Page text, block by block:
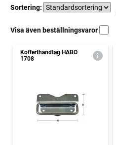
Sortering:
Visa även beställningsvaror
Kofferthandtag HABO
1708